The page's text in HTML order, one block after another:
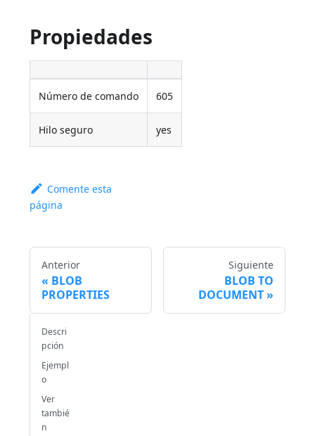
Propiedades
Número de comando 605
Hilo seguro yes
Comente esta
página
Anterior
BLOB
PROPERTIES
Siguiente
BLOB TO
DOCUMENT
Descri
pción
Ejempl
o
Ver
tambié
n